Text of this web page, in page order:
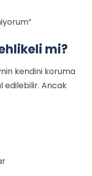
mi?
kendini koruma
edilebilir. Ancak